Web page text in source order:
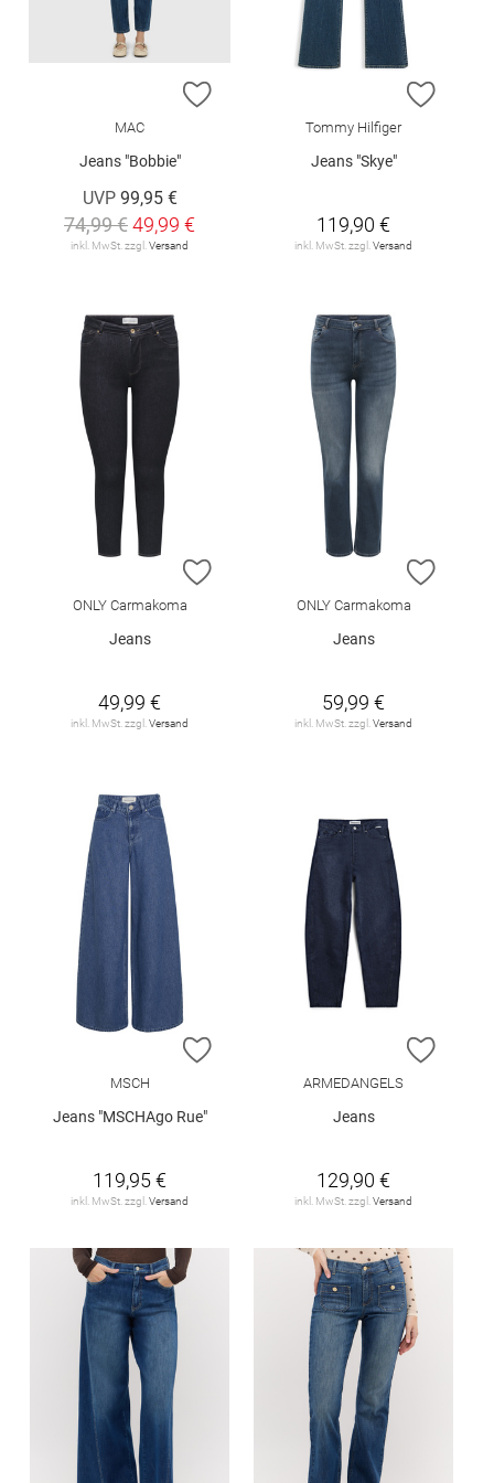
ZUR WUNSCHLISTE HINZUFÜGEN
MAC
Jeans "Bobbie"
UVP 99,95 €
74,99 €49,99 €
inkl. MwSt. zzgl. Versand
ZUR
Tommy Hilfiger
Jeans "Skye"
119,90 €
inkl. MwSt. zzgl. Versand
ZUR WUNSCHLISTE HINZUFÜGEN
ONLY Carmakoma
Jeans
49,99 €
inkl. MwSt. zzgl. Versand
ZUR
ONLY Carmakoma
Jeans
59,99 €
inkl. MwSt. zzgl. Versand
ZUR WUNSCHLISTE HINZUFÜGEN
MSCH
Jeans "MSCHAgo Rue"
119,95 €
inkl. MwSt. zzgl. Versand
ZUR
ARMEDANGELS
Jeans
129,90 €
inkl. MwSt. zzgl. Versand